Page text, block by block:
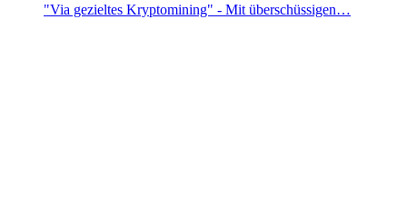
"Via gezieltes Kryptomining" - Mit überschüssigen…